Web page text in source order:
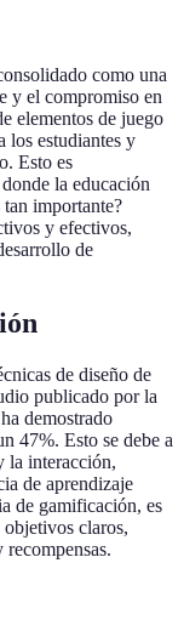
como una
y el compromiso en
elementos de juego
los estudiantes y
Esto es
la educación
importante?
y efectivos,
de
de diseño de
publicado por la
demostrado
47%. Esto se debe a
la interacción,
de aprendizaje
de gamificación, es
objetivos claros,